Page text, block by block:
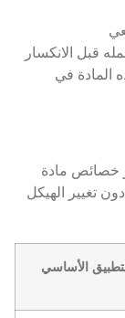
قبل الانكسار
المادة في
خصائص مادة
تغيير الهيكل
الأساسي